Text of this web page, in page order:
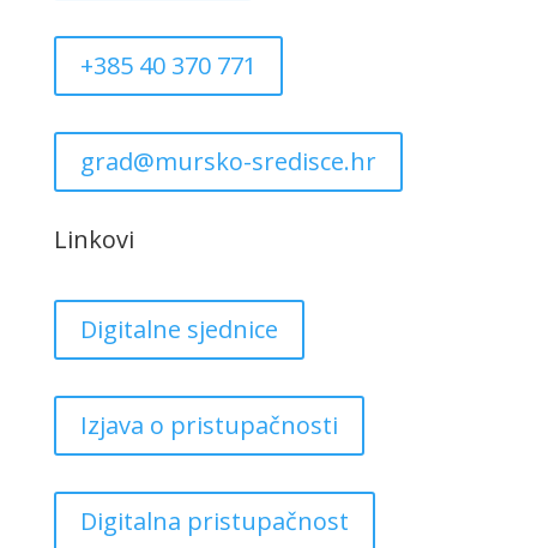
+385 40 370 771
grad@mursko-sredisce.hr
Linkovi
Digitalne sjednice
Izjava o pristupačnosti
Digitalna pristupačnost